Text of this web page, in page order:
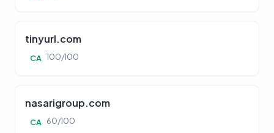
tinyurl.com
CA 100/100
nasarigroup.com
CA 60/100